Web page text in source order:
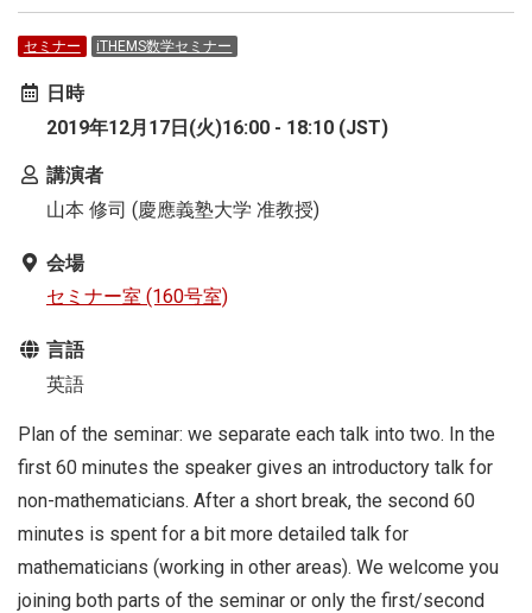
セミナー iTHEMS数学セミナー
日時
2019年12月17日(火)16:00 - 18:10 (JST)
講演者
山本 修司 (慶應義塾大学 准教授)
会場
セミナー室 (160号室)
言語
英語
Plan of the seminar: we separate each talk into two. In the
first 60 minutes the speaker gives an introductory talk for
non-mathematicians. After a short break, the second 60
minutes is spent for a bit more detailed talk for
mathematicians (working in other areas). We welcome you
joining both parts of the seminar or only the first/second